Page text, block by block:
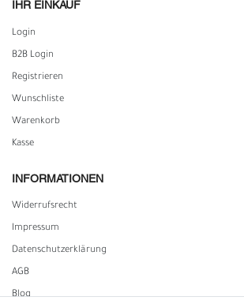
IHR EINKAUF
Login
B2B Login
Registrieren
Wunschliste
Warenkorb
Kasse
INFORMATIONEN
Widerrufs­recht
Impressum
Daten­schutz­erklärung
AGB
Blog